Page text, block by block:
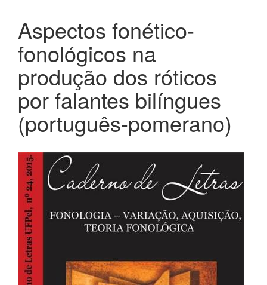
Aspectos fonético-
fonológicos na
produção dos róticos
por falantes bilíngues
(português-pomerano)